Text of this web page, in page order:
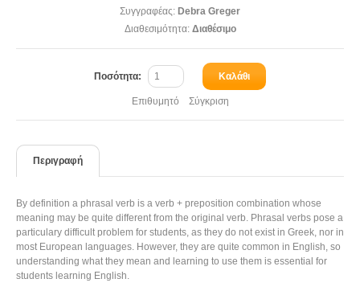
Συγγραφέας: Debra Greger
Διαθεσιμότητα:Διαθέσιμο
Ποσότητα: Καλάθι
Επιθυμητό Σύγκριση
Περιγραφή
By definition a phrasal verb is a verb + preposition combination whose
meaning may be quite different from the original verb. Phrasal verbs pose a
particulary difficult problem for students, as they do not exist in Greek, nor in
most European languages. However, they are quite common in English, so
understanding what they mean and learning to use them is essential for
students learning English.